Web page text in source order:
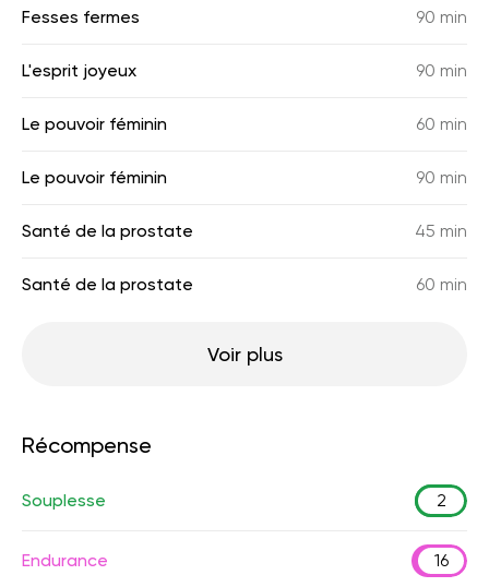
Fesses fermes 90 min
L'esprit joyeux 90 min
Le pouvoir féminin 60 min
Le pouvoir féminin 90 min
Santé de la prostate 45 min
Santé de la prostate 60 min
Voir plus
Récompense
Souplesse 2
Endurance 16